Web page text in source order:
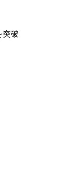
突破